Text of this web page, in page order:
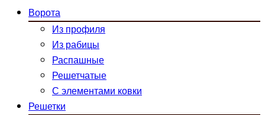
Ворота
Из профиля
Из рабицы
Распашные
Решетчатые
С элементами ковки
Решетки